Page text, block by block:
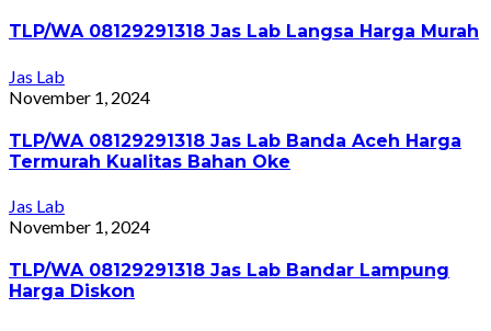
TLP/WA 08129291318 Jas Lab Langsa Harga Murah
Jas Lab
November 1, 2024
TLP/WA 08129291318 Jas Lab Banda Aceh Harga
Termurah Kualitas Bahan Oke
Jas Lab
November 1, 2024
TLP/WA 08129291318 Jas Lab Bandar Lampung
Harga Diskon